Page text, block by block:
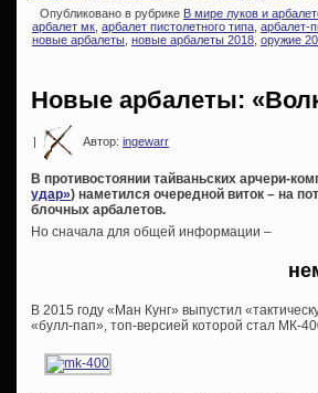
Опубликовано в рубрике В мире луков и
арбалет мк арбалет пистолетного типа арбалет-
новые арбалеты новые арбалеты 2018 оружие
Новые арбалеты:
| Автор: ingewarr
В противостоянии тайваньских арчери-
удар») наметился очередной виток – на
блочных арбалетов.
Но сначала для общей информации –
В 2015 году «Ман Кунг» выпустил
«булл-пап», топ-версией которой стал МК-